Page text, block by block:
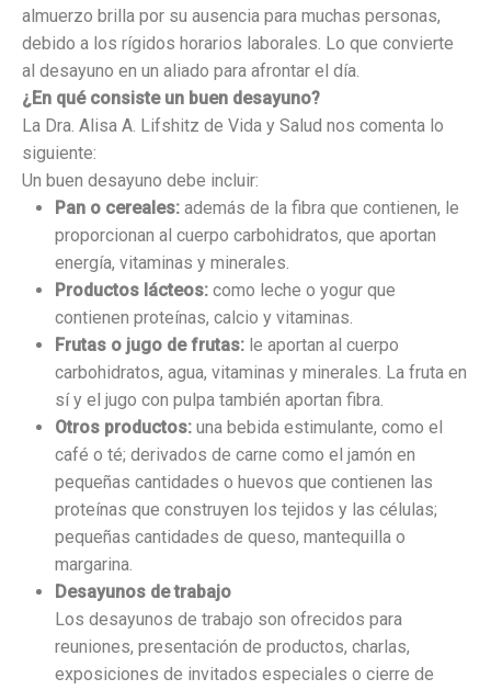
almuerzo brilla por su ausencia para muchas personas,
debido a los rígidos horarios laborales. Lo que convierte
al desayuno en un aliado para afrontar el día.
¿En qué consiste un buen desayuno?
La Dra. Alisa A. Lifshitz de Vida y Salud nos comenta lo
siguiente:
Un buen desayuno debe incluir:
Pan o cereales: además de la fibra que contienen, le
proporcionan al cuerpo carbohidratos, que aportan
energía, vitaminas y minerales.
Productos lácteos: como leche o yogur que
contienen proteínas, calcio y vitaminas.
Frutas o jugo de frutas: le aportan al cuerpo
carbohidratos, agua, vitaminas y minerales. La fruta en
sí y el jugo con pulpa también aportan fibra.
Otros productos: una bebida estimulante, como el
café o té; derivados de carne como el jamón en
pequeñas cantidades o huevos que contienen las
proteínas que construyen los tejidos y las células;
pequeñas cantidades de queso, mantequilla o
margarina.
Desayunos de trabajo
Los desayunos de trabajo son ofrecidos para
reuniones, presentación de productos, charlas,
exposiciones de invitados especiales o cierre de